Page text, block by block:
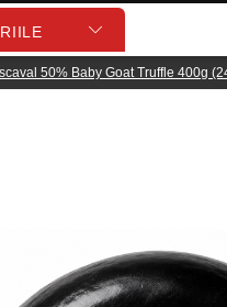
50% Baby Goat Truffle 400g